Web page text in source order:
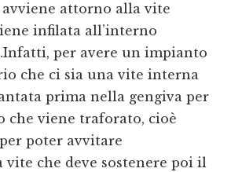
avviene attorno alla vite
infilata all’interno
per avere un impianto
che ci sia una vite interna
prima nella gengiva per
che viene traforato, cioè
poter avvitare
che deve sostenere poi il